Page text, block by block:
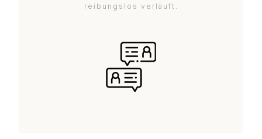
reibungslos verläuft.